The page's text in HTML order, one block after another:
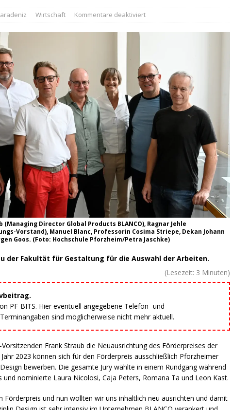
Wirtschaft Kommentare deaktiviert
Director Global Products BLANCO), Ragnar Jehle
Vorstand), Manuel Blanc, Professorin Cosima Striepe, Dekan Johann
Goos. (Foto: Hochschule Pforzheim/Petra Jaschke)
der Fakultät für Gestaltung für die Auswahl der Arbeiten.
(Lesezeit: 3 Minuten)
PF-BITS. Hier eventuell angegebene Telefon- und
sind möglicherweise nicht mehr aktuell.
Frank Straub die Neuausrichtung des Förderpreises der
2023 können sich für den Förderpreis ausschließlich Pforzheimer
bewerben. Die gesamte Jury wählte in einem Rundgang während
und nominierte Laura Nicolosi, Caja Peters, Romana Ta und Leon Kast.
Förderpreis und nun wollten wir uns inhaltlich neu ausrichten und damit